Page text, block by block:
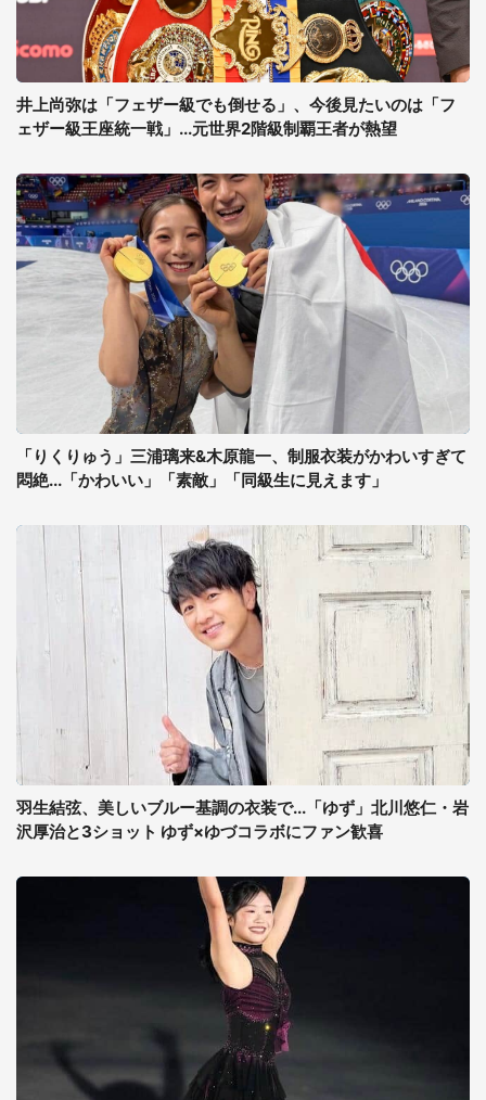
井上尚弥は「フェザー級でも倒せる」、今後見たいのは「フ
ェザー級王座統一戦」...元世界2階級制覇王者が熱望
「りくりゅう」三浦璃来&木原龍一、制服衣装がかわいすぎて
悶絶...「かわいい」「素敵」「同級生に見えます」
羽生結弦、美しいブルー基調の衣装で...「ゆず」北川悠仁・岩
沢厚治と3ショット ゆず×ゆづコラボにファン歓喜